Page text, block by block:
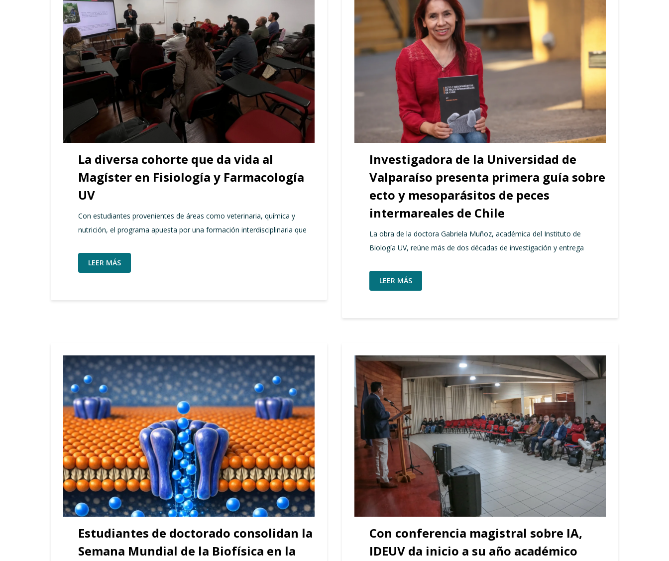
La diversa cohorte que da vida al
Magíster en Fisiología y Farmacología
UV
Con estudiantes provenientes de áreas como veterinaria, química y
nutrición, el programa apuesta por una formación interdisciplinaria que
LEER MÁS
Investigadora de la Universidad de
Valparaíso presenta primera guía sobre
ecto y mesoparásitos de peces
intermareales de Chile
La obra de la doctora Gabriela Muñoz, académica del Instituto de
Biología UV, reúne más de dos décadas de investigación y entrega
LEER MÁS
Estudiantes de doctorado consolidan la
Semana Mundial de la Biofísica en la
Con conferencia magistral sobre IA,
IDEUV da inicio a su año académico